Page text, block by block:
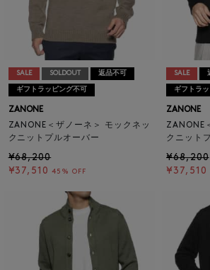
SALE SOLDOUT 返品不可
ギフトラッピング不可
ZANONE
ZANONE＜ザノーネ＞ モックネッ
クニットプルオーバー
¥68,200
¥37,510 45% OFF
SALE
ギフトラッ
ZANONE
ZANONE
クニット
¥68,200
¥37,510